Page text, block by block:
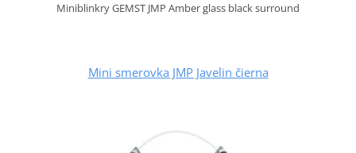
Miniblinkry GEMST JMP Amber glass black surround
Mini smerovka JMP Javelin čierna